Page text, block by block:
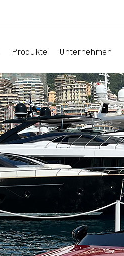
Produkte Unternehmen